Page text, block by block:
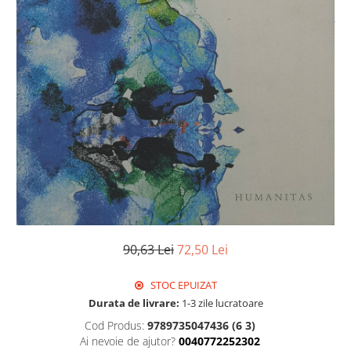
Literatura
Psihologie
Sanatate
Sociologie
Stiinta
90,63 Lei72,50 Lei
STOC EPUIZAT
Durata de livrare: 1-3 zile lucratoare
Cod Produs: 9789735047436 (6 3)
Ai nevoie de ajutor? 0040772252302